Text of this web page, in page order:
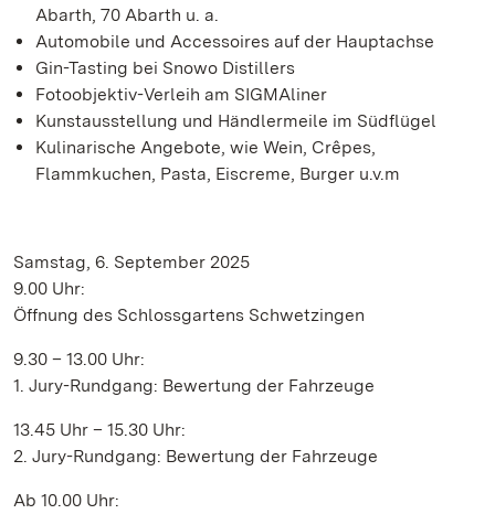
Abarth, 70 Abarth u. a.
Automobile und Accessoires auf der Hauptachse
Gin-Tasting bei Snowo Distillers
Fotoobjektiv-Verleih am SIGMAliner
Kunstausstellung und Händlermeile im Südflügel
Kulinarische Angebote, wie Wein, Crêpes,
Flammkuchen, Pasta, Eiscreme, Burger u.v.m
Samstag, 6. September 2025
9.00 Uhr:
Öffnung des Schlossgartens Schwetzingen
9.30 – 13.00 Uhr:
1. Jury-Rundgang: Bewertung der Fahrzeuge
13.45 Uhr – 15.30 Uhr:
2. Jury-Rundgang: Bewertung der Fahrzeuge
Ab 10.00 Uhr: